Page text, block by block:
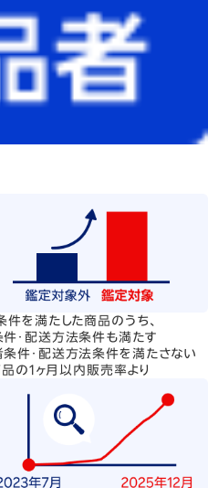
件を満たした商品のうち、
・配送方法条件も満たす
件・配送方法条件を満たさない
の1ヶ月以内販売率より